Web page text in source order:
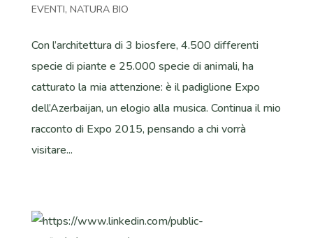
EVENTI, NATURA BIO
Con l’architettura di 3 biosfere, 4.500 differenti
specie di piante e 25.000 specie di animali, ha
catturato la mia attenzione: è il padiglione Expo
dell’Azerbaijan, un elogio alla musica. Continua il mio
racconto di Expo 2015, pensando a chi vorrà
visitare...